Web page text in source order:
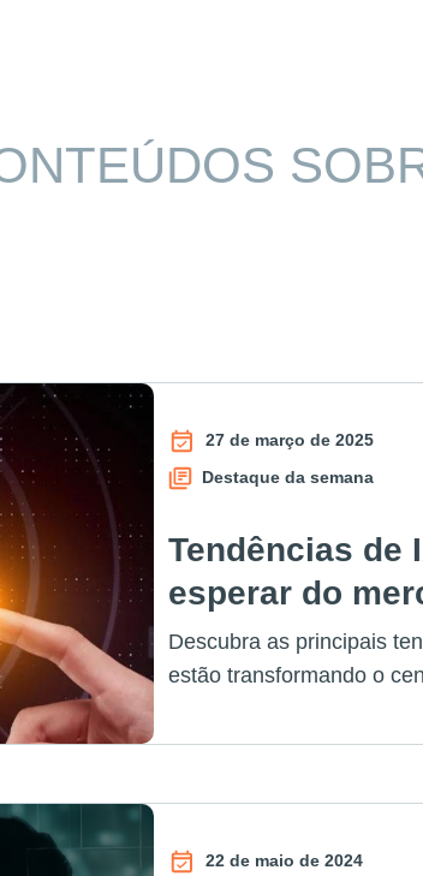
27 de março de 2025
Destaque da semana
Tendências de
esperar do
Descubra as principais
estão transformando o
22 de maio de 2024